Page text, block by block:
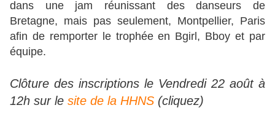
dans une jam réunissant des danseurs de
Bretagne, mais pas seulement, Montpellier, Paris
afin de remporter le trophée en Bgirl, Bboy et par
équipe.
Clôture des inscriptions le Vendredi 22 août à
12h sur le site de la HHNS (cliquez)